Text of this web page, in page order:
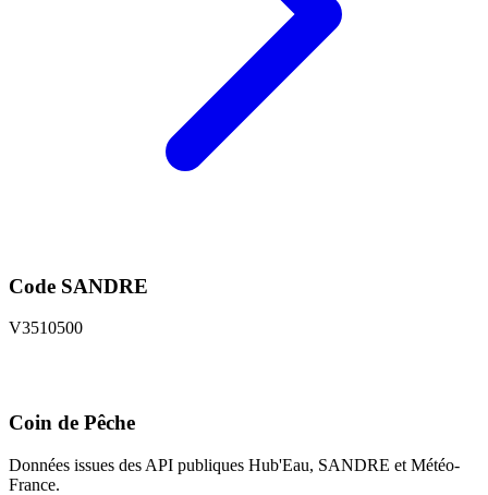
Code SANDRE
V3510500
Coin de Pêche
Données issues des API publiques Hub'Eau, SANDRE et Météo-
France.